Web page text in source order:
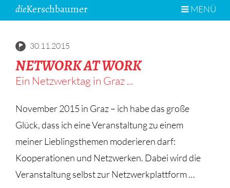
dieKerschbaumer MENÜ
30.11.2015
NETWORK AT WORK
Ein Netzwerktag in Graz ...
November 2015 in Graz – ich habe das große
Glück, dass ich eine Veranstaltung zu einem
meiner Lieblingsthemen moderieren darf:
Kooperationen und Netzwerken. Dabei wird die
Veranstaltung selbst zur Netzwerkplattform …